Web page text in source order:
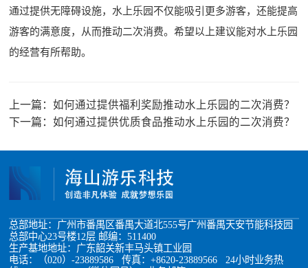
通过提供无障碍设施，水上乐园不仅能吸引更多游客，还能提高
游客的满意度，从而推动二次消费。希望以上建议能对水上乐园
的经营有所帮助。
上一篇：如何通过提供福利奖励推动水上乐园的二次消费？
下一篇：如何通过提供优质食品推动水上乐园的二次消费？
总部地址：广州市番禺区番禺大道北555号广州番禺天安节能科技园
总部中心23号楼12层 邮编：511400
生产基地地址：广东韶关新丰马头镇工业园
电话：（020）-23889586 传真：+8620-23889566 24小时业务热